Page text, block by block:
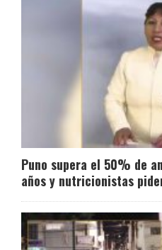
Puno supera el 50% de
años y nutricionistas